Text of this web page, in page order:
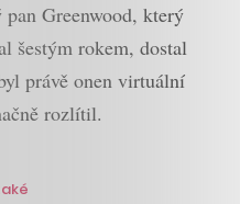
Greenwood, který
šestým rokem, dostal
právě onen virtuální
rozlítil.